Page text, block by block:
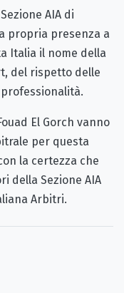
AIA di
propria presenza a
Italia il nome della
del rispetto delle
El Gorch vanno
per questa
la certezza che
della Sezione AIA
Arbitri.